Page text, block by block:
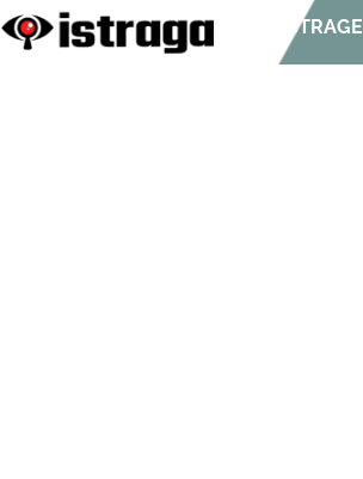
ISTRAGE